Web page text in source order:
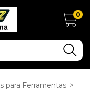
0
para Ferramentas >